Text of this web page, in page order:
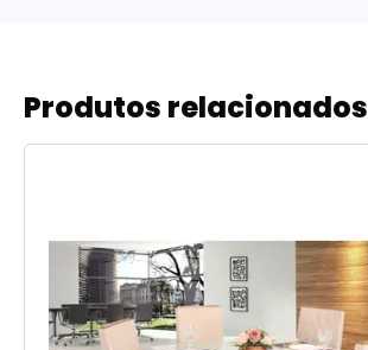
Produtos relacionados